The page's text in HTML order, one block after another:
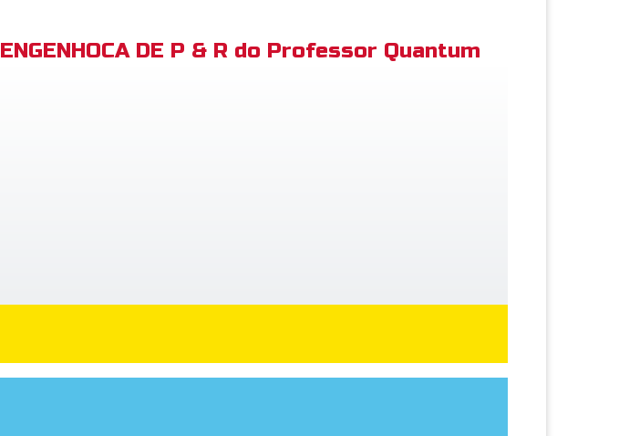
ENGENHOCA DE P & R do Professor Quantum